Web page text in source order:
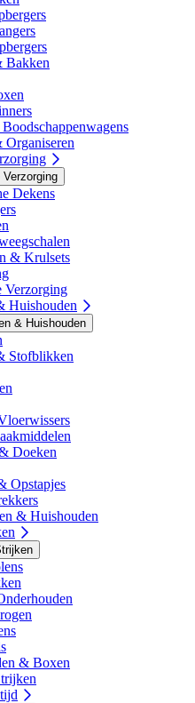
Bakken
Organiseren
Dekens
& Krulsets
Verzorging
Huishouden
& Huishouden
Stofblikken
Doeken
Opstapjes
& Huishouden
& Boxen